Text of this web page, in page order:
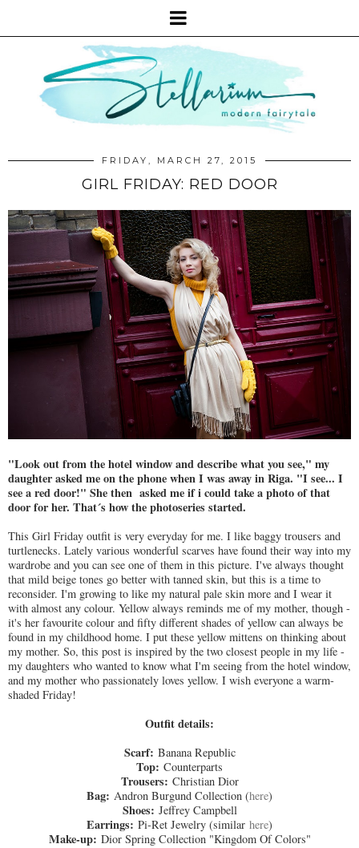
FRIDAY, MARCH 27, 2015
GIRL FRIDAY: RED DOOR
"Look out from the hotel window and describe what you see," my
daughter asked me on the phone when I was away in Riga. "I see... I
see a red door!" She then asked me if i could take a photo of that
door for her. That´s how the photoseries started.
This Girl Friday outfit is very everyday for me. I like baggy trousers and
turtlenecks. Lately various wonderful scarves have found their way into my
wardrobe and you can see one of them in this picture. I've always thought
that mild beige tones go better with tanned skin, but this is a time to
reconsider. I'm growing to like my natural pale skin more and I wear it
with almost any colour. Yellow always reminds me of my mother, though -
it's her favourite colour and fifty different shades of yellow can always be
found in my childhood home. I put these yellow mittens on thinking about
my mother. So, this post is inspired by the two closest people in my life -
my daughters who wanted to know what I'm seeing from the hotel window,
and my mother who passionately loves yellow. I wish everyone a warm-
shaded Friday!
Outfit details:
Scarf: Banana Republic
Top: Counterparts
Trousers: Christian Dior
Bag: Andron Burgund Collection (here)
Shoes: Jeffrey Campbell
Earrings: Pi-Ret Jewelry (similar here)
Make-up: Dior Spring Collection "Kingdom Of Colors"